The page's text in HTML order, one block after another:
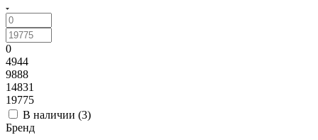
0
4944
9888
14831
19775
В наличии (3)
Бренд